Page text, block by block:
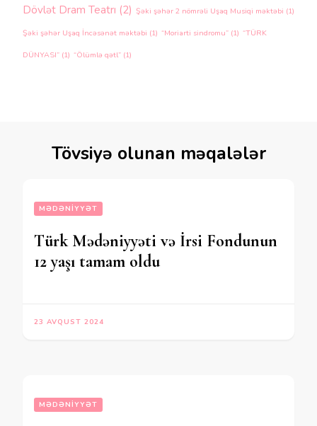
Dövlət Dram Teatrı (2) Şəki şəhər 2 nömrəli Uşaq Musiqi məktəbi (1)
Şəki şəhər Uşaq İncəsənət məktəbi (1) “Moriarti sindromu” (1) “TÜRK
DÜNYASI” (1) “Ölümlə qətl” (1)
Tövsiyə olunan məqalələr
MƏDƏNIYYƏT
Türk Mədəniyyəti və İrsi Fondunun
12 yaşı tamam oldu
23 AVQUST 2024
MƏDƏNIYYƏT